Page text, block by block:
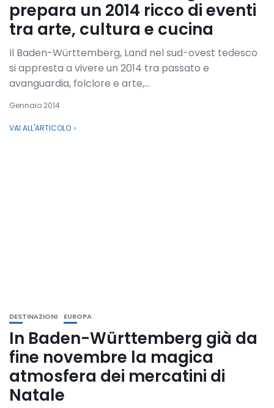
prepara un 2014 ricco di eventi
tra arte, cultura e cucina
Il Baden-Württemberg, Land nel sud-ovest tedesco
si appresta a vivere un 2014 tra passato e
avanguardia, folclore e arte,...
Gennaio 2014
VAI ALL'ARTICOLO
DESTINAZIONI EUROPA
In Baden-Württemberg già da
fine novembre la magica
atmosfera dei mercatini di
Natale